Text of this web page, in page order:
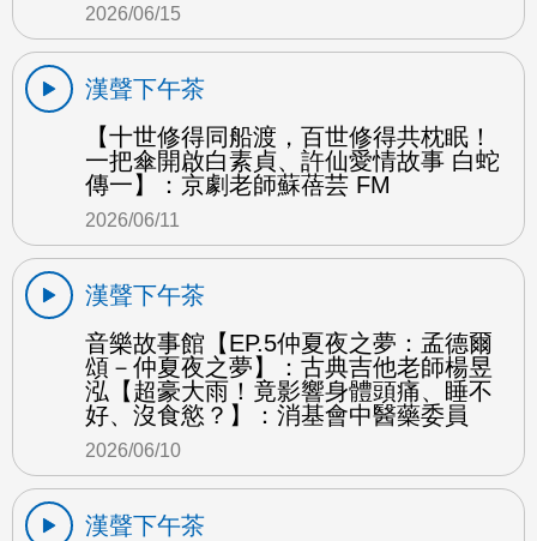
2026/06/15
漢聲下午茶
【十世修得同船渡，百世修得共枕眠！
一把傘開啟白素貞、許仙愛情故事 白蛇
傳一】：京劇老師蘇蓓芸 FM
2026/06/11
漢聲下午茶
音樂故事館【EP.5仲夏夜之夢：孟德爾
頌－仲夏夜之夢】：古典吉他老師楊昱
泓【超豪大雨！竟影響身體頭痛、睡不
好、沒食慾？】：消基會中醫藥委員
2026/06/10
漢聲下午茶